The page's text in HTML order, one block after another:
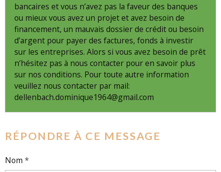
bancaires et vous n’avez pas la faveur des banques
ou mieux vous avez un projet et avez besoin de
financement, un mauvais dossier de crédit ou besoin
d’argent pour payer des factures, fonds à investir
sur les entreprises. Alors si vous avez besoin de prêt
n’hésitez pas à nous contacter pour en savoir plus
sur nos conditions. Pour toute autre information
veuillez nous contacter par mail:
dellenbach.dominique1964@gmail.com
RÉPONDRE À CE MESSAGE
Nom